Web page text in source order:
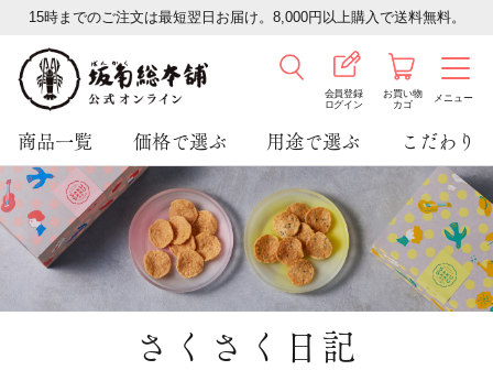
15時までのご注文は最短翌日お届け。8,000円以上購入で送料無料。
会員登録
ログイン
お買い物
カゴ
メニュー
商品一覧 価格で選ぶ 用途で選ぶ こだわり
さくさく日記